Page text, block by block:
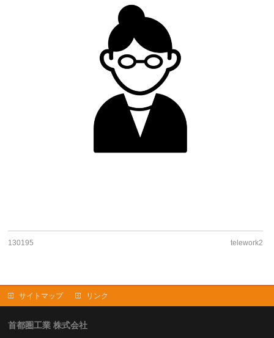
130195 telework2
サイトマップ リンク
首都圏工業 株式会社